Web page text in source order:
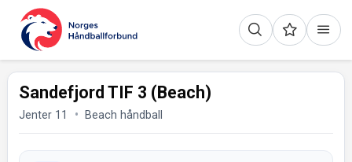
Sandefjord TIF 3 (Beach)
Jenter 11 Beach håndball